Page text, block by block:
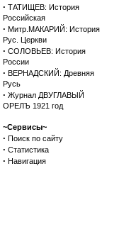
· ТАТИЩЕВ: История
Российская
· Митр.МАКАРИЙ: История
Рус. Церкви
· СОЛОВЬЕВ: История
России
· ВЕРНАДСКИЙ: Древняя
Русь
· Журнал ДВУГЛАВЫЙ
ОРЕЛЪ 1921 год
~Сервисы~
· Поиск по сайту
· Статистика
· Навигация